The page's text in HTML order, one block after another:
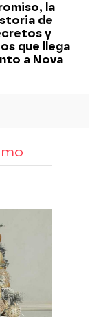
la
de
y
que llega
a Nova